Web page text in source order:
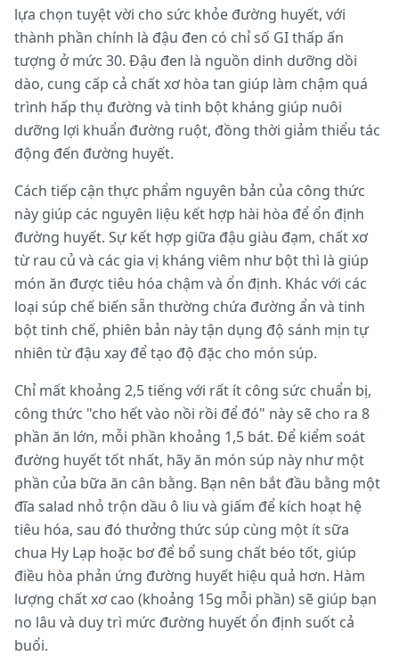
lựa chọn tuyệt vời cho sức khỏe đường huyết, với
thành phần chính là đậu đen có chỉ số GI thấp ấn
tượng ở mức 30. Đậu đen là nguồn dinh dưỡng dồi
dào, cung cấp cả chất xơ hòa tan giúp làm chậm quá
trình hấp thụ đường và tinh bột kháng giúp nuôi
dưỡng lợi khuẩn đường ruột, đồng thời giảm thiểu tác
động đến đường huyết.
Cách tiếp cận thực phẩm nguyên bản của công thức
này giúp các nguyên liệu kết hợp hài hòa để ổn định
đường huyết. Sự kết hợp giữa đậu giàu đạm, chất xơ
từ rau củ và các gia vị kháng viêm như bột thì là giúp
món ăn được tiêu hóa chậm và ổn định. Khác với các
loại súp chế biến sẵn thường chứa đường ẩn và tinh
bột tinh chế, phiên bản này tận dụng độ sánh mịn tự
nhiên từ đậu xay để tạo độ đặc cho món súp.
Chỉ mất khoảng 2,5 tiếng với rất ít công sức chuẩn bị,
công thức "cho hết vào nồi rồi để đó" này sẽ cho ra 8
phần ăn lớn, mỗi phần khoảng 1,5 bát. Để kiểm soát
đường huyết tốt nhất, hãy ăn món súp này như một
phần của bữa ăn cân bằng. Bạn nên bắt đầu bằng một
đĩa salad nhỏ trộn dầu ô liu và giấm để kích hoạt hệ
tiêu hóa, sau đó thưởng thức súp cùng một ít sữa
chua Hy Lạp hoặc bơ để bổ sung chất béo tốt, giúp
điều hòa phản ứng đường huyết hiệu quả hơn. Hàm
lượng chất xơ cao (khoảng 15g mỗi phần) sẽ giúp bạn
no lâu và duy trì mức đường huyết ổn định suốt cả
buổi.